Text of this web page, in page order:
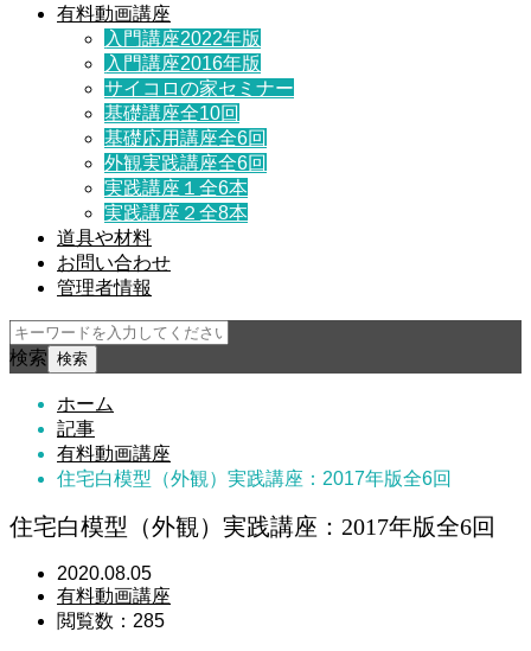
有料動画講座
入門講座2022年版
入門講座2016年版
サイコロの家セミナー
基礎講座全10回
基礎応用講座全6回
外観実践講座全6回
実践講座１全6本
実践講座２全8本
道具や材料
お問い合わせ
管理者情報
検索
ホーム
記事
有料動画講座
住宅白模型（外観）実践講座：2017年版全6回
住宅白模型（外観）実践講座：2017年版全6回
2020.08.05
有料動画講座
閲覧数：285